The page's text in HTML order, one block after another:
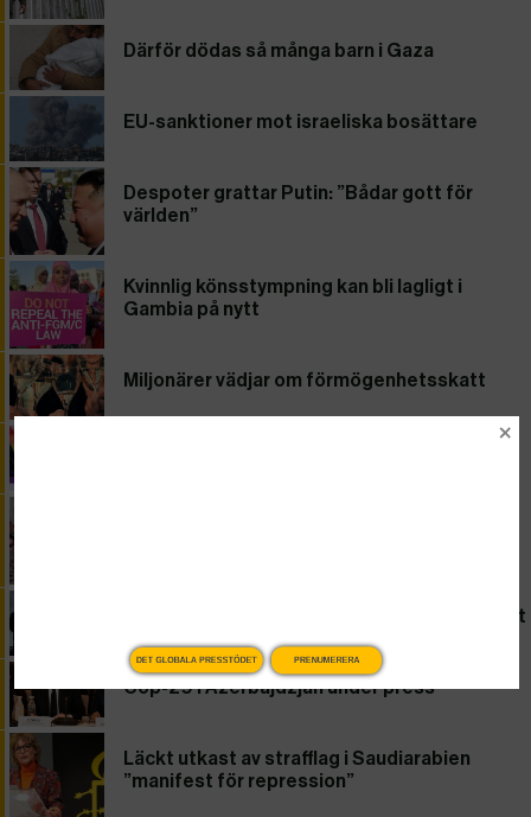
Därför dödas så många barn i Gaza
EU-sanktioner mot israeliska bosättare
Despoter grattar Putin: ”Bådar gott för
världen”
Kvinnlig könsstympning kan bli lagligt i
Gambia på nytt
Miljonärer vädjar om förmögenhetsskatt
Sverige sämst i klassen på energieffektivitet
Cop-29 i Azerbajdzjan under press
Läckt utkast av strafflag i Saudiarabien
”manifest för repression”
DET GLOBALA PRESSTÖDET PRENUMERERA